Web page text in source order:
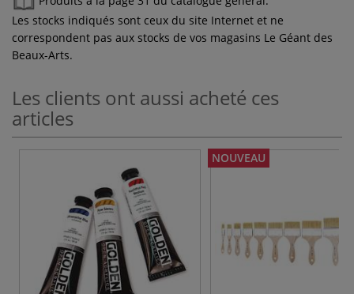
Les stocks indiqués sont ceux du site Internet et ne
correspondent pas aux stocks de vos magasins Le Géant des
Beaux-Arts.
Les clients ont aussi acheté ces
articles
NOUVEAU